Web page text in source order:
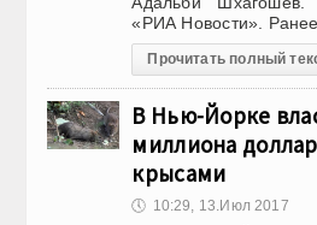
«РИА Новости».
Прочитать полный
В Нью-Йорке
миллиона
крысами
🕔 10:29, 13.Июл 2017